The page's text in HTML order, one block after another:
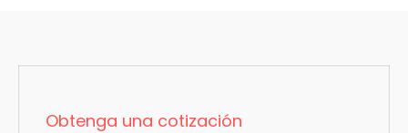
Obtenga una cotización